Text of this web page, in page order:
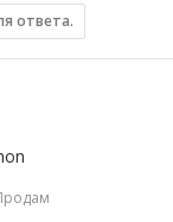
ответа.